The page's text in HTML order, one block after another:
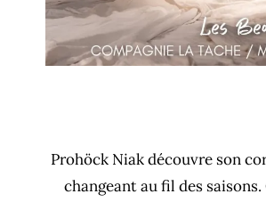
Prohöck Niak découvre son
changeant au fil des saisons.